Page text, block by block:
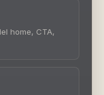
home, CTA,